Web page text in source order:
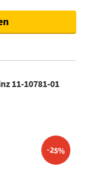
11-10781-01
-25%